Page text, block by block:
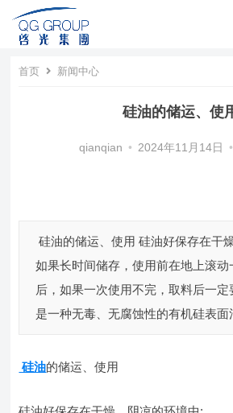
首页 新闻中心
硅油的储运、使
qianqian • 2024年11月14日 •
硅油的储运、使用 硅油好保存在干
如果长时间储存，使用前在地上滚动
后，如果一次使用不完，取料后一定
是一种无毒、无腐蚀性的有机硅表面
硅油的储运、使用